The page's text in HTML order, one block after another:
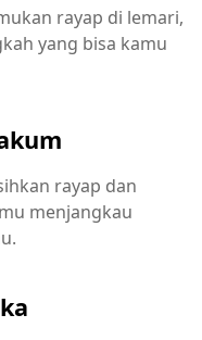
rayap di lemari,
yang bisa kamu
rayap dan
menjangkau